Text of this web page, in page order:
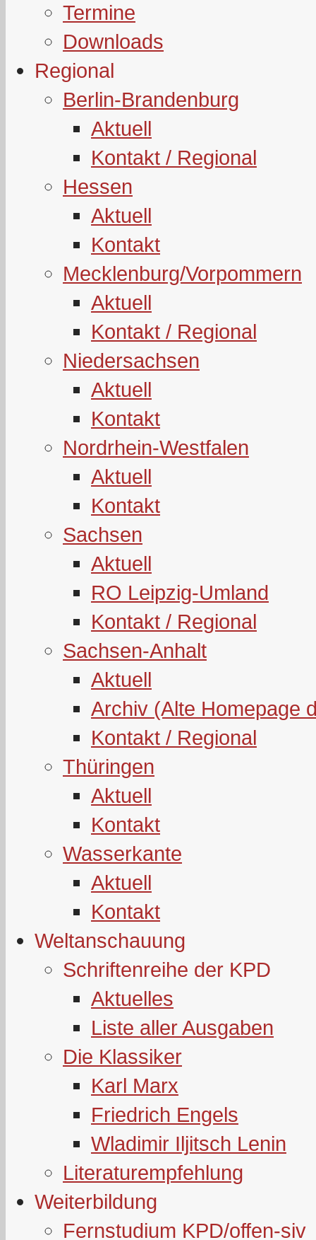
Termine
Downloads
Regional
Berlin-Brandenburg
Aktuell
Kontakt / Regional
Hessen
Aktuell
Kontakt
Mecklenburg/Vorpommern
Aktuell
Kontakt / Regional
Niedersachsen
Aktuell
Kontakt
Nordrhein-Westfalen
Aktuell
Kontakt
Sachsen
Aktuell
RO Leipzig-Umland
Kontakt / Regional
Sachsen-Anhalt
Aktuell
Archiv (Alte Homepage
Kontakt / Regional
Thüringen
Aktuell
Kontakt
Wasserkante
Aktuell
Kontakt
Weltanschauung
Schriftenreihe der KPD
Aktuelles
Liste aller Ausgaben
Die Klassiker
Karl Marx
Friedrich Engels
Wladimir Iljitsch Lenin
Literaturempfehlung
Weiterbildung
Fernstudium KPD/offen-siv